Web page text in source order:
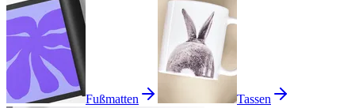
Fußmatten Tassen